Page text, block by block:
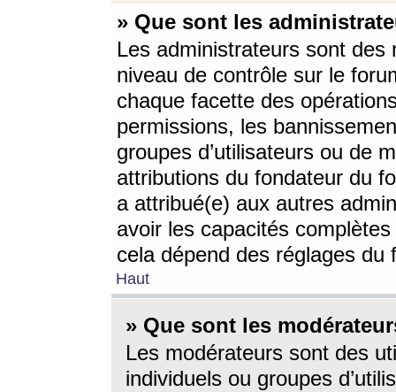
» Que sont les
Les administrateurs sont
niveau de contrôle sur le
chaque facette des
permissions, les
groupes d’utilisateurs ou de
attributions du fondateur du
a attribué(e) aux autres
avoir les capacités
cela dépend des réglages du
Haut
» Que sont les
Les modérateurs sont des
individuels ou groupes